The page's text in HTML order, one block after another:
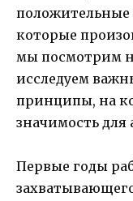
которые
мы посмотрим
исследуем
принципы, на
значимость
Первые годы